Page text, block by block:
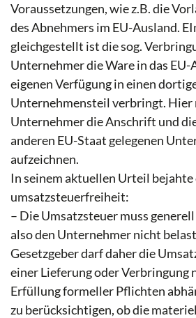
Voraussetzungen, wie z.B. die
des Abnehmers im EU-Ausland.
gleichgestellt ist die sog.
Unternehmer die Ware in das EU-
eigenen Verfügung in einen
Unternehmensteil verbringt. Hier
Unternehmer die Anschrift und
anderen EU-Staat gelegenen
aufzeichnen.
In seinem aktuellen Urteil bejahte
umsatzsteuerfreiheit:
– Die Umsatzsteuer muss
also den Unternehmer nicht
Gesetzgeber darf daher die
einer Lieferung oder Verbringung
Erfüllung formeller Pflichten
zu berücksichtigen, ob die